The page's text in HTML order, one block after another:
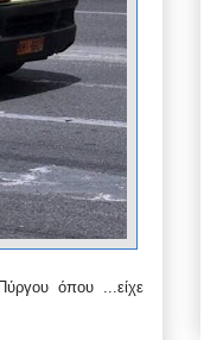
όπου ... είχε